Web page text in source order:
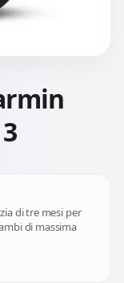
di tre mesi per
di massima